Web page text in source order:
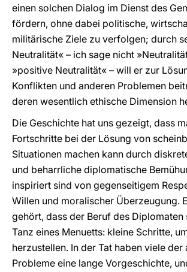
einen solchen Dialog im Dienst des
fördern, ohne dabei politische,
militärische Ziele zu verfolgen; durch
Neutralität« – ich sage nicht
»positive Neutralität« – will er zur
Konflikten und anderen Problemen
deren wesentlich ethische Dimension
Die Geschichte hat uns gezeigt, dass
Fortschritte bei der Lösung von
Situationen machen kann durch
und beharrliche diplomatische
inspiriert sind von gegenseitigem
Willen und moralischer Überzeugung.
gehört, dass der Beruf des Diplomaten
Tanz eines Menuetts: kleine Schritte,
herzustellen. In der Tat haben viele der
Probleme eine lange Vorgeschichte,